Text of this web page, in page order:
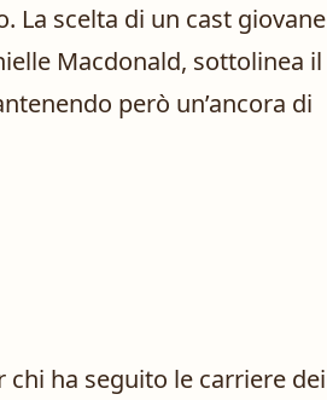
La scelta di un cast giovane
Macdonald, sottolinea il
però un’ancora di
ha seguito le carriere dei